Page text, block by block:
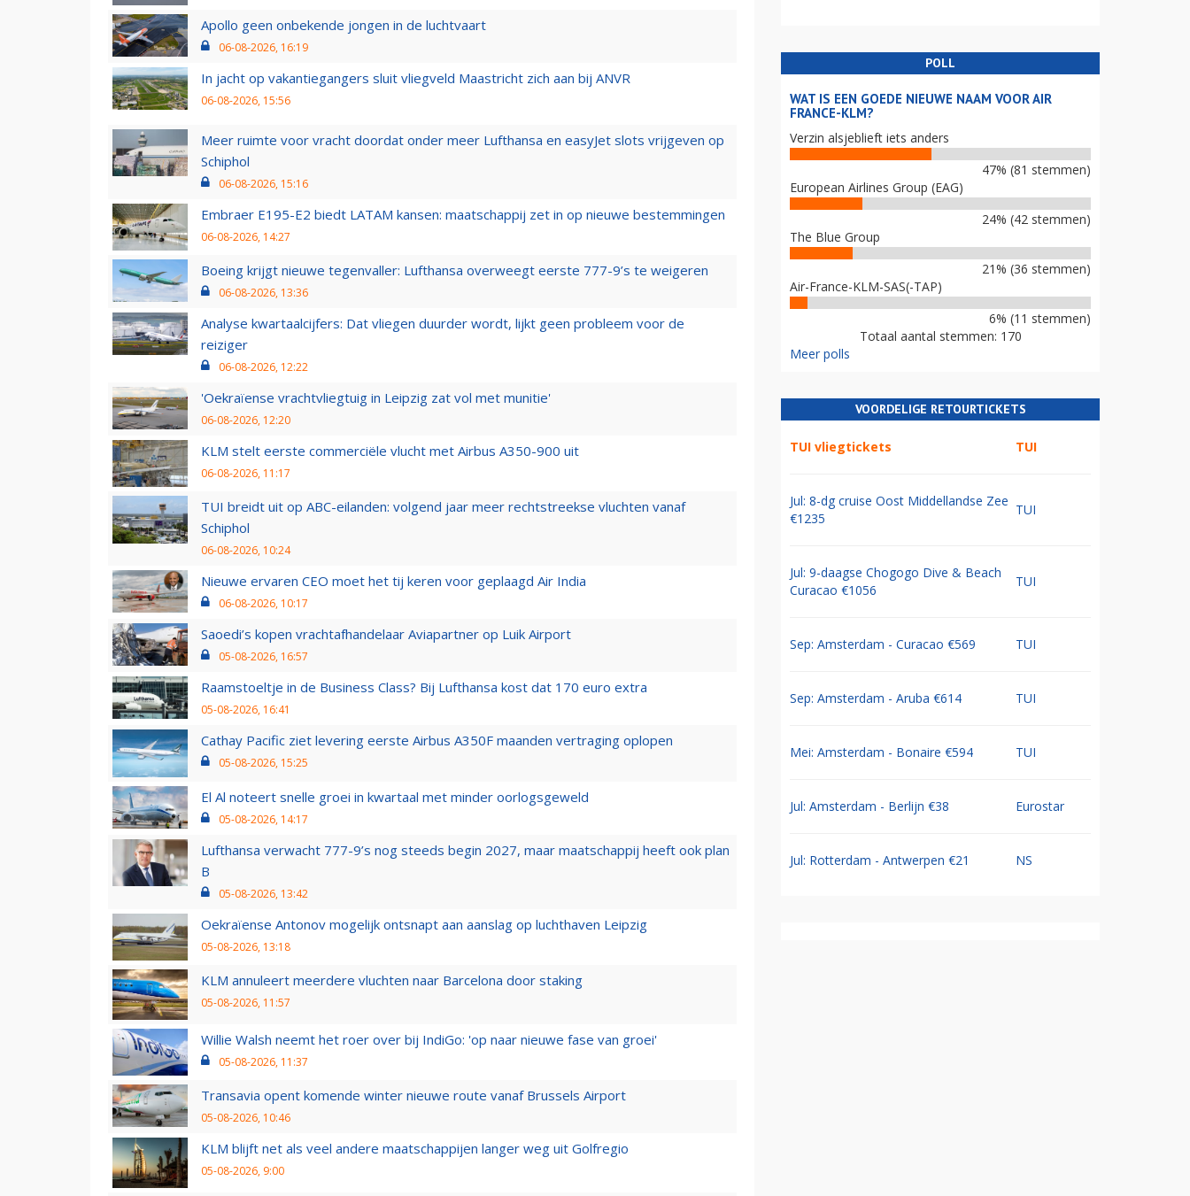
Apollo geen onbekende jongen in de luchtvaart
06-08-2026, 16:19
In jacht op vakantiegangers sluit vliegveld Maastricht zich aan bij ANVR
06-08-2026, 15:56
Meer ruimte voor vracht doordat onder meer Lufthansa en easyJet slots vrijgeven op
Schiphol
06-08-2026, 15:16
Embraer E195-E2 biedt LATAM kansen: maatschappij zet in op nieuwe bestemmingen
06-08-2026, 14:27
Boeing krijgt nieuwe tegenvaller: Lufthansa overweegt eerste 777-9’s te weigeren
06-08-2026, 13:36
Analyse kwartaalcijfers: Dat vliegen duurder wordt, lijkt geen probleem voor de
reiziger
06-08-2026, 12:22
'Oekraïense vrachtvliegtuig in Leipzig zat vol met munitie'
06-08-2026, 12:20
KLM stelt eerste commerciële vlucht met Airbus A350-900 uit
06-08-2026, 11:17
TUI breidt uit op ABC-eilanden: volgend jaar meer rechtstreekse vluchten vanaf
Schiphol
06-08-2026, 10:24
Nieuwe ervaren CEO moet het tij keren voor geplaagd Air India
06-08-2026, 10:17
Saoedi’s kopen vrachtafhandelaar Aviapartner op Luik Airport
05-08-2026, 16:57
Raamstoeltje in de Business Class? Bij Lufthansa kost dat 170 euro extra
05-08-2026, 16:41
Cathay Pacific ziet levering eerste Airbus A350F maanden vertraging oplopen
05-08-2026, 15:25
El Al noteert snelle groei in kwartaal met minder oorlogsgeweld
05-08-2026, 14:17
Lufthansa verwacht 777-9’s nog steeds begin 2027, maar maatschappij heeft ook plan
B
05-08-2026, 13:42
Oekraïense Antonov mogelijk ontsnapt aan aanslag op luchthaven Leipzig
05-08-2026, 13:18
KLM annuleert meerdere vluchten naar Barcelona door staking
05-08-2026, 11:57
Willie Walsh neemt het roer over bij IndiGo: 'op naar nieuwe fase van groei'
05-08-2026, 11:37
Transavia opent komende winter nieuwe route vanaf Brussels Airport
05-08-2026, 10:46
KLM blijft net als veel andere maatschappijen langer weg uit Golfregio
05-08-2026, 9:00
POLL
WAT IS EEN GOEDE NIEUWE NAAM VOOR AIR
FRANCE-KLM?
Verzin alsjeblieft iets anders
47% (81 stemmen)
European Airlines Group (EAG)
24% (42 stemmen)
The Blue Group
21% (36 stemmen)
Air-France-KLM-SAS(-TAP)
6% (11 stemmen)
Totaal aantal stemmen: 170
Meer polls
VOORDELIGE RETOURTICKETS
TUI vliegtickets TUI
Jul: 8-dg cruise Oost Middellandse Zee
€1235
TUI
Jul: 9-daagse Chogogo Dive & Beach
Curacao €1056
TUI
Sep: Amsterdam - Curacao €569 TUI
Sep: Amsterdam - Aruba €614 TUI
Mei: Amsterdam - Bonaire €594 TUI
Jul: Amsterdam - Berlijn €38 Eurostar
Jul: Rotterdam - Antwerpen €21 NS